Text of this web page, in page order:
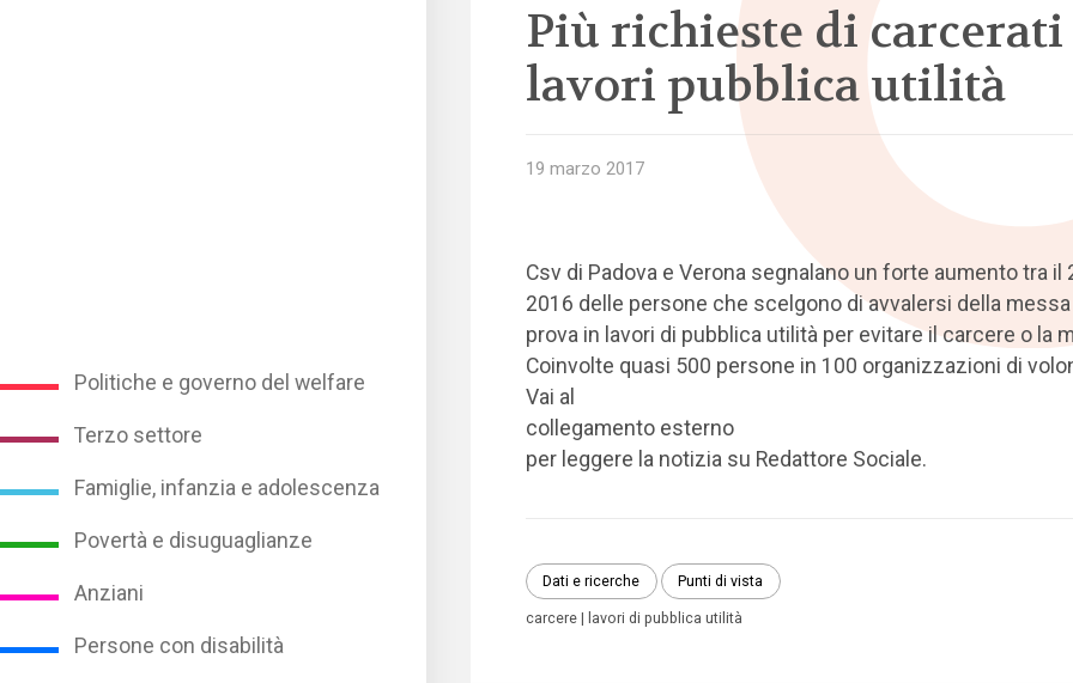
Politiche e governo del welfare
Terzo settore
Famiglie, infanzia e adolescenza
Povertà e disuguaglianze
Anziani
Persone con disabilità
Più richieste di
lavori pubblica utilità
19 marzo 2017
Csv di Padova e Verona segnalano un forte aumento tra il
2016 delle persone che scelgono di avvalersi della messa
prova in lavori di pubblica utilità per evitare il carcere o la
Coinvolte quasi 500 persone in 100 organizzazioni di
Vai al
collegamento esterno
per leggere la notizia su Redattore Sociale.
Dati e ricerche Punti di vista
carcere lavori di pubblica utilità